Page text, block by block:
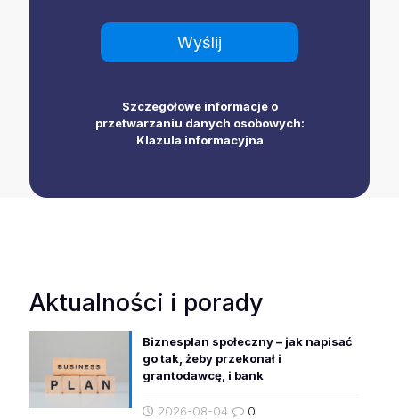
Szczegółowe informacje o
przetwarzaniu danych osobowych:
Klazula informacyjna
Aktualności i porady
Biznesplan społeczny – jak napisać
go tak, żeby przekonał i
grantodawcę, i bank
2026-08-04
0